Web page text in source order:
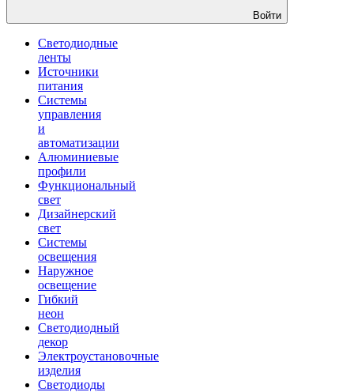
Войти
Светодиодные
ленты
Источники
питания
Системы
управления
и
автоматизации
Алюминиевые
профили
Функциональный
свет
Дизайнерский
свет
Системы
освещения
Наружное
освещение
Гибкий
неон
Светодиодный
декор
Электроустановочные
изделия
Светодиоды